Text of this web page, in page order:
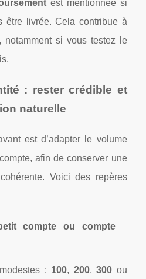
est mentionnée si
être livrée. Cela contribue à
notamment si vous testez le
: rester crédible et
naturelle
est d’adapter le volume
afin de conserver une
Voici des repères
compte ou compte
: 100, 200,300 ou